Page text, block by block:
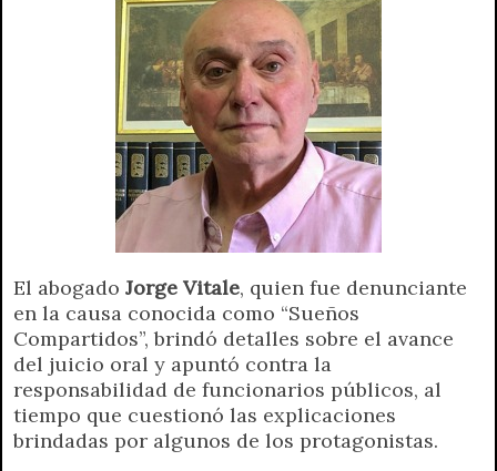
k
e
r
i
e
n
d
y
El abogado Jorge Vitale, quien fue denunciante
en la causa conocida como “Sueños
Compartidos”, brindó detalles sobre el avance
del juicio oral y apuntó contra la
responsabilidad de funcionarios públicos, al
tiempo que cuestionó las explicaciones
brindadas por algunos de los protagonistas.